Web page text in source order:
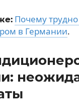
Почему
в Германии.